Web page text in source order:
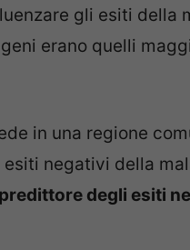
gli esiti della
erano quelli
in una regione
negativi della
degli esiti